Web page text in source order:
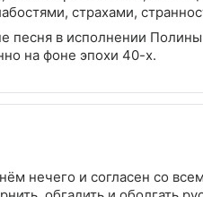
страхами,
песня в исполнении
на фоне эпохи 40-х.
нечего и согласен со